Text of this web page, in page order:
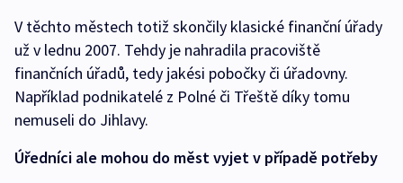
V těchto městech totiž skončily klasické finanční úřady
už v lednu 2007. Tehdy je nahradila pracoviště
finančních úřadů, tedy jakési pobočky či úřadovny.
Například podnikatelé z Polné či Třeště díky tomu
nemuseli do Jihlavy.
Úředníci ale mohou do měst vyjet v případě potřeby